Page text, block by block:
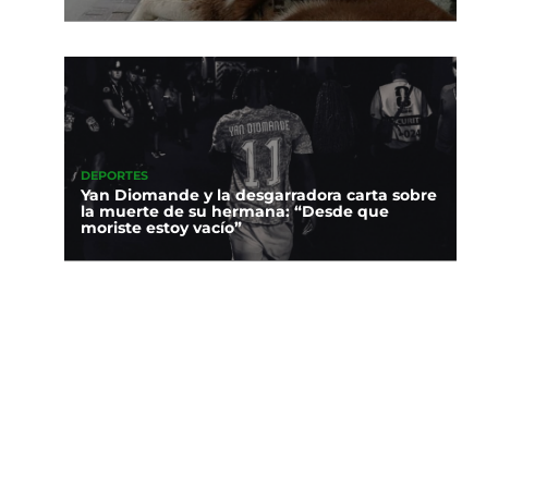
DEPORTES
Yan Diomande y la desgarradora carta sobre
la muerte de su hermana: “Desde que
moriste estoy vacío”